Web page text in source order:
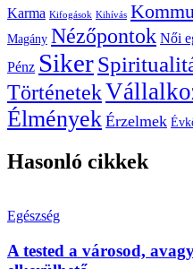
Karma Kifogások Kihívás
Magány Nézőpontok Női
Pénz Siker
Történetek
Élmények Érzelmek
Hasonló cikkek
Egészség
A tested a városod,